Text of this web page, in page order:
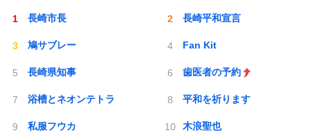
長崎市長 長崎平和宣言
鳩サブレー Fan Kit
長崎県知事 歯医者の予約
浴槽とネオンテトラ 平和を祈ります
私服フウカ 木浪聖也